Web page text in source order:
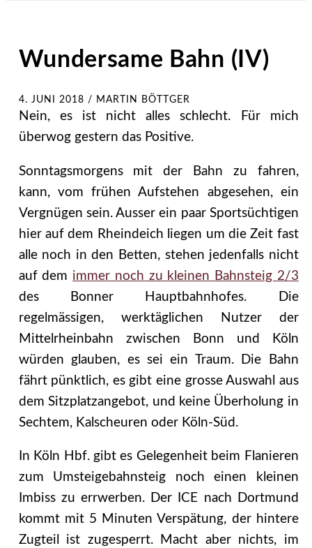
Wundersame Bahn (IV)
4. JUNI 2018 / MARTIN BÖTTGER
Nein, es ist nicht alles schlecht. Für mich
überwog gestern das Positive.
Sonntagsmorgens mit der Bahn zu fahren,
kann, vom frühen Aufstehen abgesehen, ein
Vergnügen sein. Ausser ein paar Sportsüchtigen
hier auf dem Rheindeich liegen um die Zeit fast
alle noch in den Betten, stehen jedenfalls nicht
auf dem immer noch zu kleinen Bahnsteig 2/3
des Bonner Hauptbahnhofes. Die
regelmässigen, werktäglichen Nutzer der
Mittelrheinbahn zwischen Bonn und Köln
würden glauben, es sei ein Traum. Die Bahn
fährt pünktlich, es gibt eine grosse Auswahl aus
dem Sitzplatzangebot, und keine Überholung in
Sechtem, Kalscheuren oder Köln-Süd.
In Köln Hbf. gibt es Gelegenheit beim Flanieren
zum Umsteigebahnsteig noch einen kleinen
Imbiss zu errwerben. Der ICE nach Dortmund
kommt mit 5 Minuten Verspätung, der hintere
Zugteil ist zugesperrt.Macht aber nichts, im